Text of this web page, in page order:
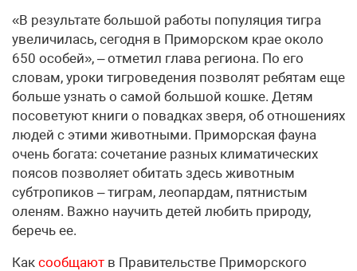
«В результате большой работы популяция тигра
увеличилась, сегодня в Приморском крае около
650 особей», – отметил глава региона. По его
словам, уроки тигроведения позволят ребятам еще
больше узнать о самой большой кошке. Детям
посоветуют книги о повадках зверя, об отношениях
людей с этими животными. Приморская фауна
очень богата: сочетание разных климатических
поясов позволяет обитать здесь животным
субтропиков – тиграм, леопардам, пятнистым
оленям. Важно научить детей любить природу,
беречь ее.
Как сообщают в Правительстве Приморского